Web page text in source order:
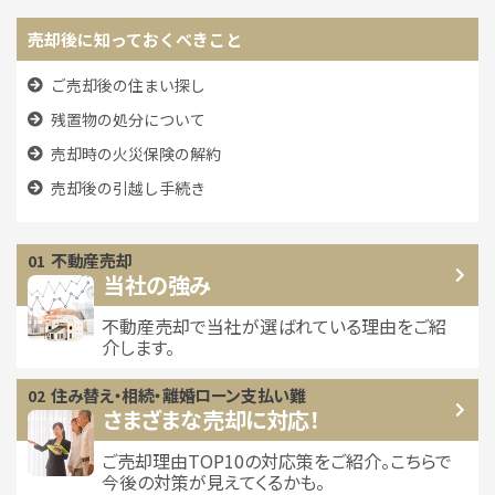
売却後に知っておくべきこと
ご売却後の住まい探し
残置物の処分について
売却時の火災保険の解約
売却後の引越し手続き
不動産売却
当社の強み
不動産売却で当社が選ばれている理由をご紹
介します。
住み替え・相続・離婚ローン支払い難
さまざまな売却に対応！
ご売却理由TOP10の対応策をご紹介。こちらで
今後の対策が見えてくるかも。